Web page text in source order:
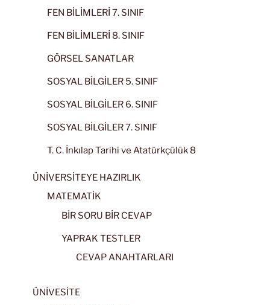
FEN BİLİMLERİ 7. SINIF
FEN BİLİMLERİ 8. SINIF
GÖRSEL SANATLAR
SOSYAL BİLGİLER 5. SINIF
SOSYAL BİLGİLER 6. SINIF
SOSYAL BİLGİLER 7. SINIF
T. C. İnkılap Tarihi ve Atatürkçülük 8
ÜNİVERSİTEYE HAZIRLIK
MATEMATİK
BİR SORU BİR CEVAP
YAPRAK TESTLER
CEVAP ANAHTARLARI
ÜNİVESİTE